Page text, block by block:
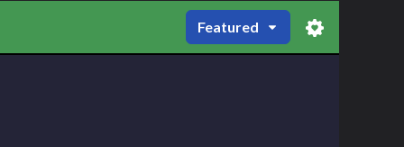
Featured